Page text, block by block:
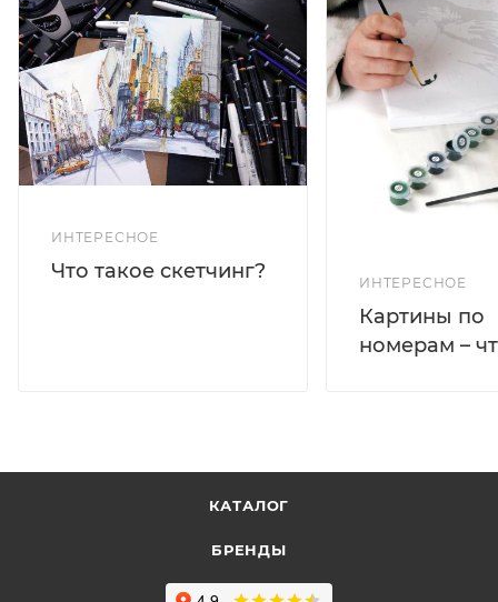
ИНТЕРЕСНОЕ
Что такое скетчинг?
ИНТЕРЕСНОЕ
Картины по
номерам –
КАТАЛОГ
БРЕНДЫ